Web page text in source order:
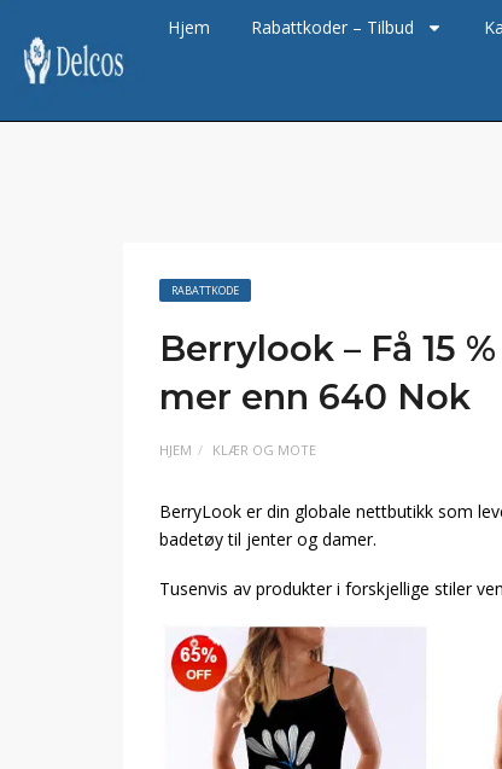
Hjem Rabattkoder – Tilbud
RABATTKODE
Berrylook – Få 15
mer enn 640 Nok
HJEM KLÆR OG MOTE
BerryLook er din globale nettbutikk som
badetøy til jenter og damer.
Tusenvis av produkter i forskjellige stiler